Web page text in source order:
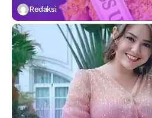
Redaksi